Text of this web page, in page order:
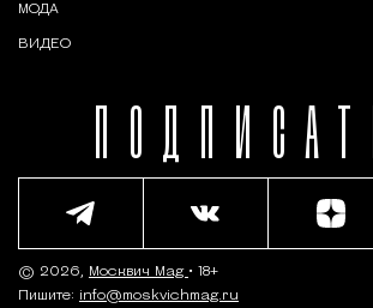
МОДА
ВИДЕО
© 2026, Москвич Mag • 18+
Пишите: info@moskvichmag.ru